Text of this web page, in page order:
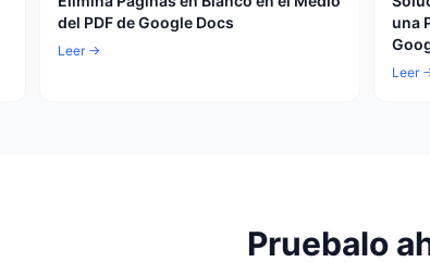
del PDF de Google Docs
Leer →
una
Leer
Pruebalo